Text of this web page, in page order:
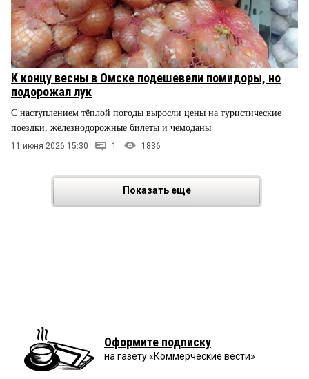
К концу весны в Омске подешевели помидоры, но
подорожал лук
С наступлением тёплой погоды выросли цены на туристические
поездки, железнодорожные билеты и чемоданы
11 июня 2026 15:30 1 1836
Показать еще
Оформите подписку
на газету «Коммерческие вести»